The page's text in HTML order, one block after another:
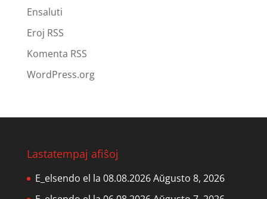
Ensaluti
Eroj RSS
Komenta RSS
WordPress.org
Lastatempaj afiŝoj
E_elsendo el la 08.08.2026Aŭgusto 8, 2026